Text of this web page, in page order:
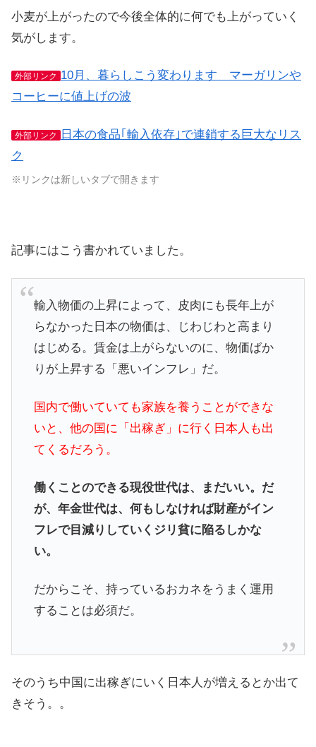
小麦が上がったので今後全体的に何でも上がっていく
気がします。
外部リンク 10月、暮らしこう変わります マーガリンや
コーヒーに値上げの波
外部リンク
日本の食品｢輸入依存｣で連鎖する巨大なリス
ク
※リンクは新しいタブで開きます
記事にはこう書かれていました。
輸入物価の上昇によって、皮肉にも長年上が
らなかった日本の物価は、じわじわと高まり
はじめる。賃金は上がらないのに、物価ばか
りが上昇する「悪いインフレ」だ。
国内で働いていても家族を養うことができな
いと、他の国に「出稼ぎ」に行く日本人も出
てくるだろう。
働くことのできる現役世代は、まだいい。だ
が、年金世代は、何もしなければ財産がイン
フレで目減りしていくジリ貧に陥るしかな
い。
だからこそ、持っているおカネをうまく運用
することは必須だ。
そのうち中国に出稼ぎにいく日本人が増えるとか出て
きそう。。